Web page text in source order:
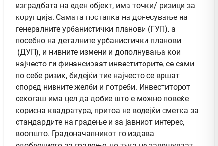
изградбата на еден објект, има точки/ ризици за
корупција. Самата постапка на донесување на
генералните урбанистички планови (ГУП), а
посебно на деталните урбанистички планови
(ДУП), и нивните измени и дополнувања кои
најчесто ги финансираат инвеститорите, се сами
по себе ризик, бидејќи тие најчесто се вршат
според нивните желби и потреби. Инвеститорот
секогаш има цел да добие што е можно повеќе
корисна квадратура, притоа не водејќи сметка за
стандардите на градење и за јавниот интерес,
воопшто. Градоначалникот го издава